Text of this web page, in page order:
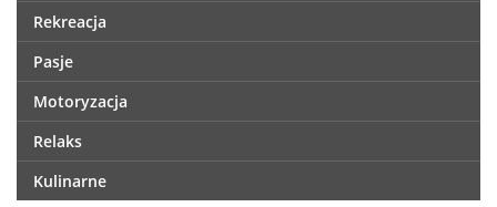
Rekreacja
Pasje
Motoryzacja
Relaks
Kulinarne